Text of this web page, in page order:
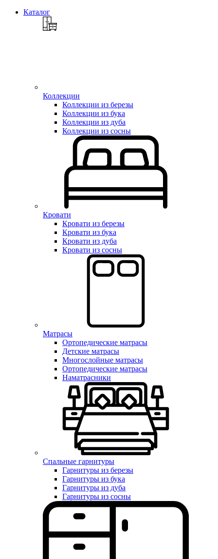
Каталог
Коллекции
Коллекции из березы
Коллекции из бука
Коллекции из дуба
Коллекции из сосны
Кровати
Кровати из березы
Кровати из бука
Кровати из дуба
Кровати из сосны
Матрасы
Ортопедические матрасы
Детские матрасы
Многослойные матрасы
Ортопедические матрасы
Наматрасники
Спальные гарнитуры
Гарнитуры из березы
Гарнитуры из бука
Гарнитуры из дуба
Гарнитуры из сосны